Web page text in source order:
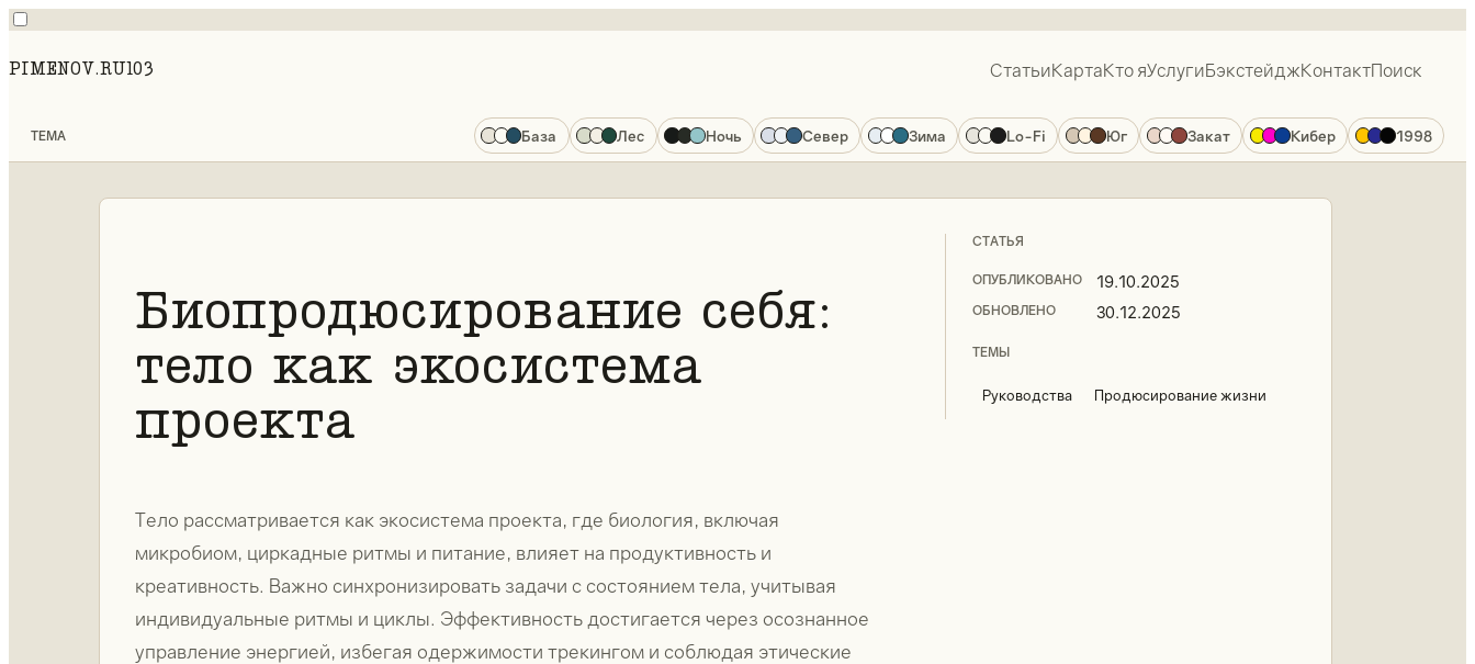
PIMENOV.RU103 СтатьиКартаКто яУслугиБэкстейджКонтактПоиск
ТЕМА База Лес Ночь Север Зима Lo-Fi Юг Закат Кибер 1998
Биопродюсирование себя:
тело как экосистема
проекта
Тело рассматривается как экосистема проекта, где биология, включая
микробиом, циркадные ритмы и питание, влияет на продуктивность и
креативность. Важно синхронизировать задачи с состоянием тела, учитывая
индивидуальные ритмы и циклы. Эффективность достигается через осознанное
управление энергией, избегая одержимости трекингом и соблюдая этические
СТАТЬЯ
ОПУБЛИКОВАНО 19.10.2025
ОБНОВЛЕНО 30.12.2025
ТЕМЫ
Руководства Продюсирование жизни